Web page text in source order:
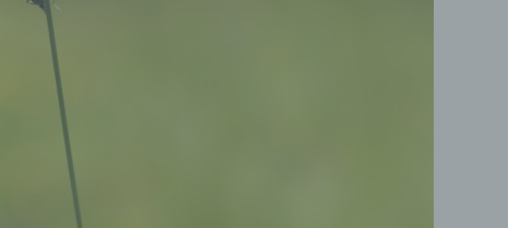
gespeicherter personenbezogener Daten mit dem Ziel,
künftige Verarbeitung einzuschränken.
e) Profiling
Profiling ist jede Art der automatisierten Verarbeitung